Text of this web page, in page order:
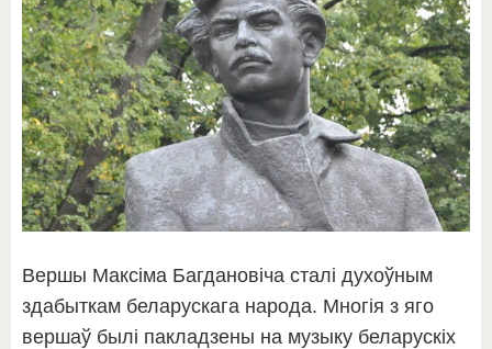
Вершы Максіма Багдановіча сталі духоўным
здабыткам беларускага народа. Многія з яго
вершаў былі пакладзены на музыку беларускіх